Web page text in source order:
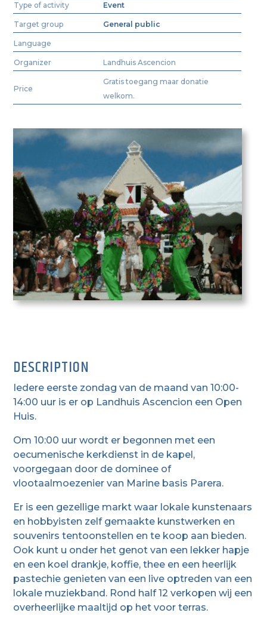
Type of activity Event
Target group General public
Language
Organizer Landhuis Ascencion
Price
Gratis toegang maar donatie
welkom.
DESCRIPTION
Iedere eerste zondag van de maand van 10:00-
14:00 uur is er op Landhuis Ascencion een Open
Huis.
Om 10:00 uur wordt er begonnen met een
oecumenische kerkdienst in de kapel,
voorgegaan door de dominee of
vlootaalmoezenier van Marine basis Parera.
Er is een gezellige markt waar lokale kunstenaars
en hobbyisten zelf gemaakte kunstwerken en
souvenirs tentoonstellen en te koop aan bieden.
Ook kunt u onder het genot van een lekker hapje
en een koel drankje, koffie, thee en een heerlijk
pastechie genieten van een live optreden van een
lokale muziekband. Rond half 12 verkopen wij een
overheerlijke maaltijd op het voor terras.